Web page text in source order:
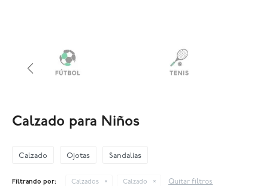
Calzado para Niños
Calzado Ojotas Sandalias
Filtrando por: Calzados Calzado Quitar filtros